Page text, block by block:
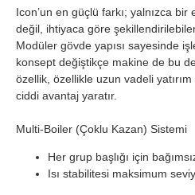
Icon’un en güçlü farkı; yalnızca
değil, ihtiyaca göre
Modüler gövde yapısı sayesinde
konsept değiştikçe makine de bu
özellik, özellikle uzun vadeli
ciddi avantaj yaratır.
Multi-Boiler (Çoklu Kazan) Sistemi
Her grup başlığı için
Isı stabilitesi maksimum